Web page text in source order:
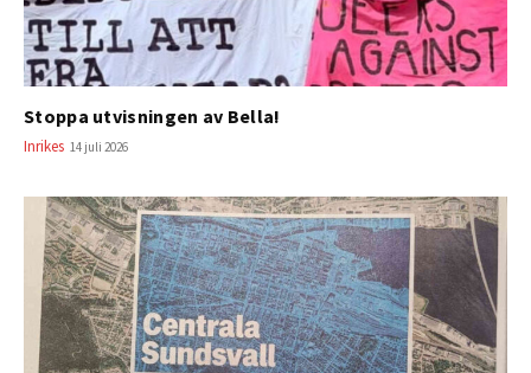
Stoppa utvisningen av Bella!
Inrikes 14 juli 2026